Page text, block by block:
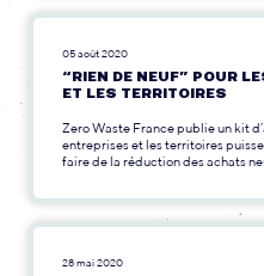
05 août 2020
“RIEN DE NEUF” POUR
ET LES TERRITOIRES
Zero Waste France publie un kit
entreprises et les territoires
faire de la réduction des achats
28 mai 2020